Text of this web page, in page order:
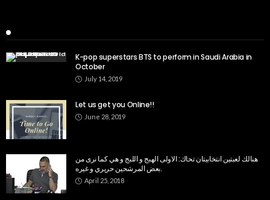
K-pop superstars BTS to perform in Saudi Arabia in
October
July 14, 2019
Let us get you Online!!
June 28, 2019
هنالك لعبتين انتخابيتان تحاك: الاولى الهبج و اللبج و هي كما نرى من
بعض المرشحين حريري و غيره.
April 25, 2018